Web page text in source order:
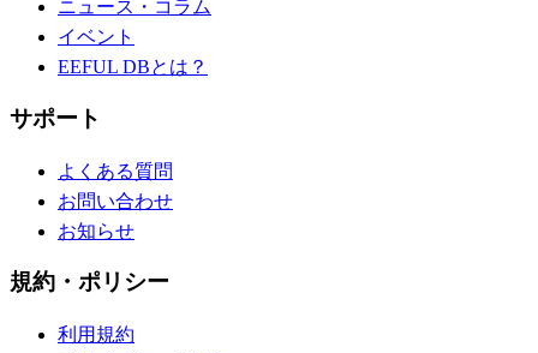
ニュース・コラム
イベント
EEFUL DBとは？
サポート
よくある質問
お問い合わせ
お知らせ
規約・ポリシー
利用規約